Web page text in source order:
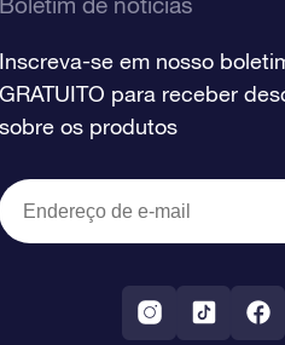
Inscreva-se em nosso
GRATUITO para receber
sobre os produtos